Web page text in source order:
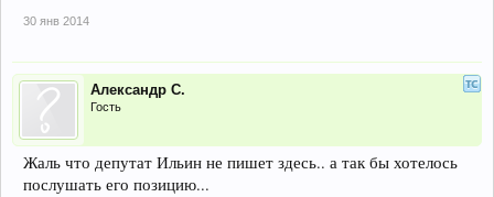
30 янв 2014
Александр С.
Гость
Жаль что депутат Ильин не пишет здесь.. а так бы хотелось
послушать его позицию...